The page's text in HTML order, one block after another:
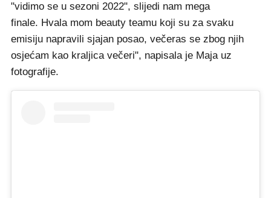
"vidimo se u sezoni 2022", slijedi nam mega
finale. Hvala mom beauty teamu koji su za svaku
emisiju napravili sjajan posao, večeras se zbog njih
osjećam kao kraljica večeri", napisala je Maja uz
fotografije.